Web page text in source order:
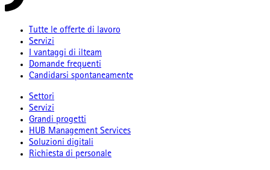
Tutte le offerte di lavoro
Servizi
I vantaggi di ilteam
Domande frequenti
Candidarsi spontaneamente
Settori
Servizi
Grandi progetti
HUB Management Services
Soluzioni digitali
Richiesta di personale